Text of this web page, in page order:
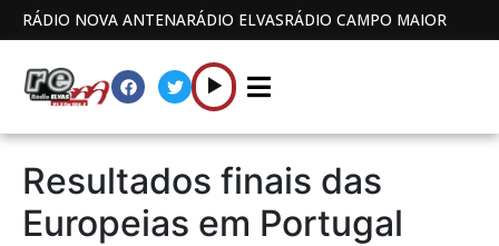
RÁDIO NOVA ANTENARÁDIO ELVASRÁDIO CAMPO MAIOR
Resultados finais das
Europeias em Portugal